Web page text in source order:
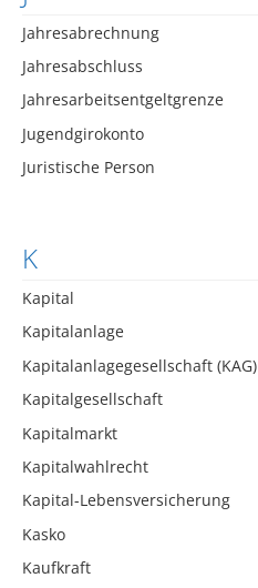
Jahresabrechnung
Jahresabschluss
Jahresarbeitsentgeltgrenze
Jugendgirokonto
Juristische Person
K
Kapital
Kapitalanlage
Kapitalanlagegesellschaft (KAG)
Kapitalgesellschaft
Kapitalmarkt
Kapitalwahlrecht
Kapital-Lebensversicherung
Kasko
Kaufkraft